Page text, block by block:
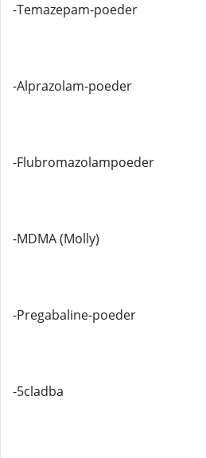
-Temazepam-poeder
-Alprazolam-poeder
-Flubromazolampoeder
-MDMA (Molly)
-Pregabaline-poeder
-5cladba